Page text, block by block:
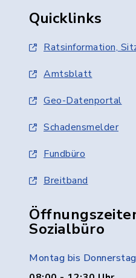
Quicklinks
Ratsinformation,
Amtsblatt
Geo-Datenportal
Schadensmelder
Fundbüro
Breitband
Sozialbüro
Montag bis Donnerstag